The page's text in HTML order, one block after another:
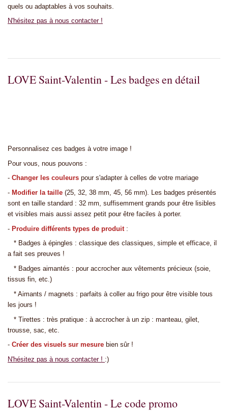
quels ou adaptables à vos souhaits.
N'hésitez pas à nous contacter !
LOVE Saint-Valentin - Les badges en détail
Personnalisez ces badges à votre image !
Pour vous, nous pouvons :
- Changer les couleurs pour s'adapter à celles de votre mariage
- Modifier la taille (25, 32, 38 mm, 45, 56 mm). Les badges présentés
sont en taille standard : 32 mm, suffisemment grands pour être lisibles
et visibles mais aussi assez petit pour être faciles à porter.
- Produire différents types de produit :
* Badges à épingles : classique des classiques, simple et efficace, il
a fait ses preuves !
* Badges aimantés : pour accrocher aux vêtements précieux (soie,
tissus fin, etc.)
* Aimants / magnets : parfaits à coller au frigo pour être visible tous
les jours !
* Tirettes : très pratique : à accrocher à un zip : manteau, gilet,
trousse, sac, etc.
- Créer des visuels sur mesure bien sûr !
N'hésitez pas à nous contacter ! :)
LOVE Saint-Valentin - Le code promo